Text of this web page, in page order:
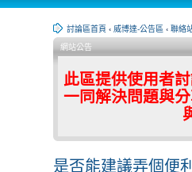
討論區首頁 ‹ 威博達-公告區 ‹ 聯絡
網站公告
此區提供使用者
一同解決問題與
是否能建議弄個便